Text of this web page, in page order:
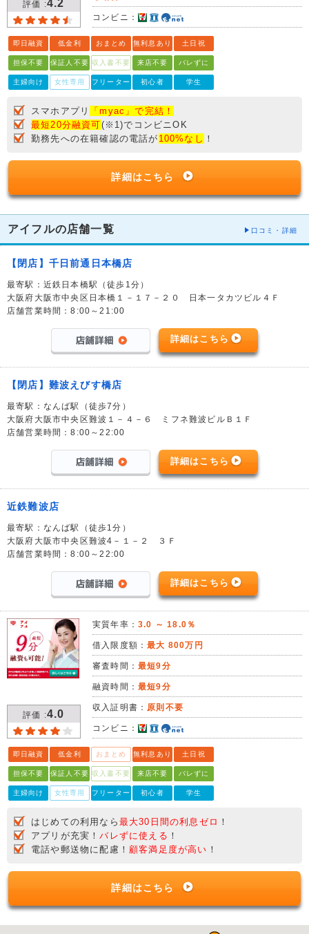
評価 :4.2
コンビニ：
即日融資 低金利 おまとめ 無利息あり 土日祝
担保不要 保証人不要 収入書不要 来店不要 バレずに
主婦向け 女性専用 フリーター 初心者 学生
スマホアプリ
「myac」で完結！
最短20分融資可(※1)でコンビニOK
勤務先への在籍確認の電話が 100%なし ！
詳細はこちら
アイフルの店舗一覧 口コミ・詳細
【閉店】千日前通日本橋店
最寄駅：近鉄日本橋駅（徒歩1分）
大阪府大阪市中央区日本橋１－１７－２０ 日本一タカツビル４Ｆ
店舗営業時間：8:00～21:00
詳細はこちら
【閉店】難波えびす橋店
最寄駅：なんば駅（徒歩7分）
大阪府大阪市中央区難波１－４－６ ミフネ難波ビルＢ１Ｆ
店舗営業時間：8:00～22:00
詳細はこちら
近鉄難波店
最寄駅：なんば駅（徒歩1分）
大阪府大阪市中央区難波4－１－２ ３Ｆ
店舗営業時間：8:00～22:00
詳細はこちら
評価 :4.0
実質年率： 3.0 ～ 18.0％
借入限度額：最大 800万円
審査時間： 最短9分
融資時間： 最短9分
収入証明書： 原則不要
コンビニ：
即日融資 低金利 おまとめ 無利息あり 土日祝
担保不要 保証人不要 収入書不要 来店不要 バレずに
主婦向け 女性専用 フリーター 初心者 学生
はじめての利用なら 最大30日間の利息ゼロ ！
アプリが充実！バレずに使える ！
電話や郵送物に配慮！ 顧客満足度が高い ！
詳細はこちら